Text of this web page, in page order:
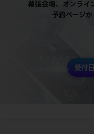
幕張会場、オンライ
予約ページ
受付